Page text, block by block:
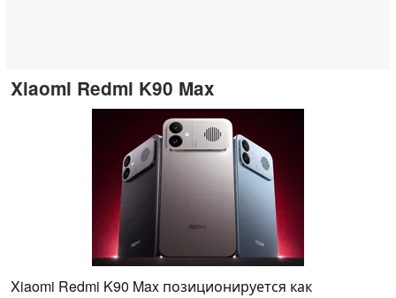
Xiaomi Redmi K90 Max
Xiaomi Redmi K90 Max позиционируется как